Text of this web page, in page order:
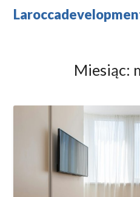
Skip
Miesiąc: